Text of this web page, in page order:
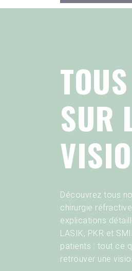
SUR
Découvrez tous
chirurgie
explications
LASIK, PKR et
patients : tout ce
retrouver une
La Myopie